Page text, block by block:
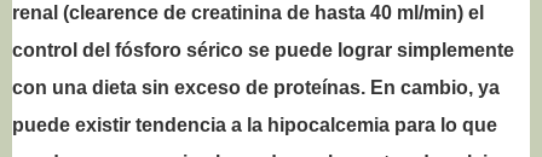
renal (clearence de creatinina de hasta 40 ml/min) el
control del fósforo sérico se puede lograr simplemente
con una dieta sin exceso de proteínas. En cambio, ya
puede existir tendencia a la hipocalcemia para lo que